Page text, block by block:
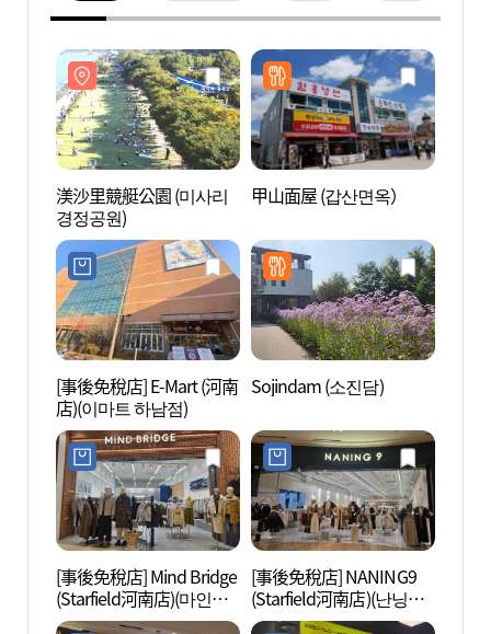
渼沙里競艇公園 (미사리
경정공원)
甲山面屋 (갑산면옥）
[事後免稅店] E-Mart (河南
店)(이마트 하남점)
Sojindam (소진담)
[事後免稅店] Mind Bridge
(Starfield河南店)(마인드
브릿지 스타필드 하남점)
[事後免稅店] NANING9
(Starfield河南店)(난닝구
스타필드 하남점)